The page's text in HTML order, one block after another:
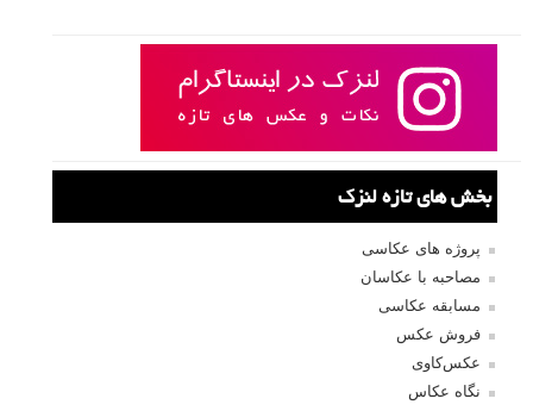
بخش های تازه لنزک
پروژه های عکاسی
مصاحبه با عکاسان
مسابقه عکاسی
فروش عکس
عکس‌کاوی
نگاه عکاس